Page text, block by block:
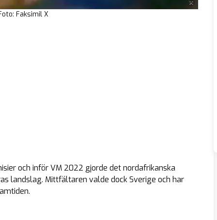
Faksimil X
och inför VM 2022 gjorde det nordafrikanska
landslag. Mittfältaren valde dock Sverige och har